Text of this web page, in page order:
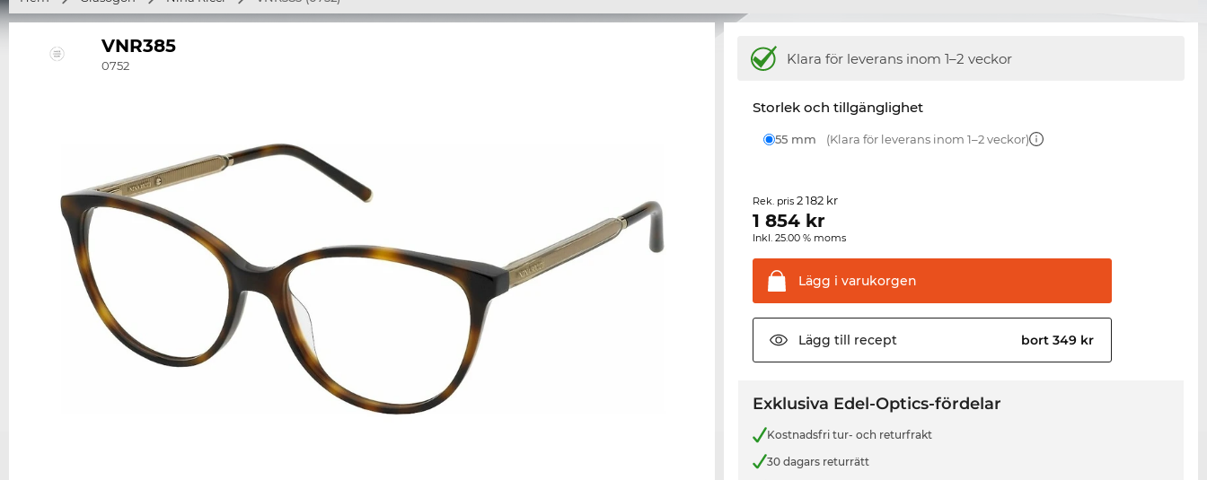
VNR385
0752 Klara för leverans inom 1–2 veckor
Storlek och tillgänglighet
55 mm (Klara för leverans inom 1–2 veckor)
Rek. pris2 182 kr
1 854 kr
Inkl. 25.00 % moms
Lägg i varukorgen
Lägg till recept bort 349 kr
Exklusiva Edel-Optics-fördelar
Kostnadsfri tur- och returfrakt
30 dagars returrätt